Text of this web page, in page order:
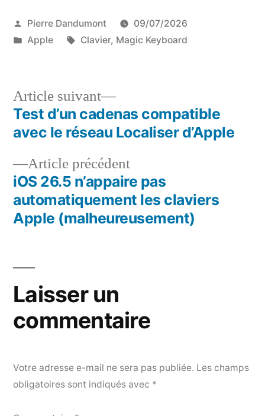
Publié
par
Pierre Dandumont
09/07/2026
Publié
Apple Étiquettes :
Clavier, Magic Keyboard
Navigation
l’article
Article précédentArticle
précédent :
iOS 26.5 n’appaire pas
automatiquement les claviers
Apple (malheureusement)
Article suivant
Article
suivant :
Test d’un cadenas compatible
avec le réseau Localiser d’Apple
Laisser un
commentaire
Votre adresse e-mail ne sera pas publiée. Les champs
obligatoires sont indiqués avec *